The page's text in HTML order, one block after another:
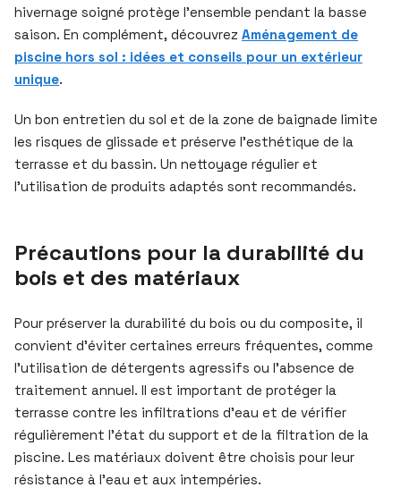
hivernage soigné protège l’ensemble pendant la basse
saison. En complément, découvrez Aménagement de
piscine hors sol : idées et conseils pour un extérieur
unique.
Un bon entretien du sol et de la zone de baignade limite
les risques de glissade et préserve l’esthétique de la
terrasse et du bassin. Un nettoyage régulier et
l’utilisation de produits adaptés sont recommandés.
Précautions pour la durabilité du
bois et des matériaux
Pour préserver la durabilité du bois ou du composite, il
convient d’éviter certaines erreurs fréquentes, comme
l’utilisation de détergents agressifs ou l’absence de
traitement annuel. Il est important de protéger la
terrasse contre les infiltrations d’eau et de vérifier
régulièrement l’état du support et de la filtration de la
piscine. Les matériaux doivent être choisis pour leur
résistance à l’eau et aux intempéries.